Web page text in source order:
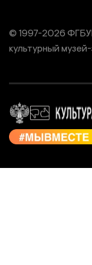
© 1997-2026
культурный